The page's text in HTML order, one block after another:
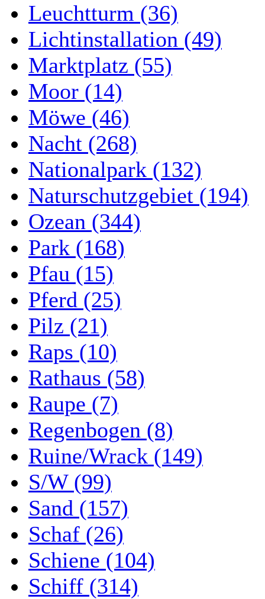
Leuchtturm (36)
Lichtinstallation (49)
Marktplatz (55)
Moor (14)
Möwe (46)
Nacht (268)
Nationalpark (132)
Naturschutzgebiet (194)
Ozean (344)
Park (168)
Pfau (15)
Pferd (25)
Pilz (21)
Raps (10)
Rathaus (58)
Raupe (7)
Regenbogen (8)
Ruine/Wrack (149)
S/W (99)
Sand (157)
Schaf (26)
Schiene (104)
Schiff (314)